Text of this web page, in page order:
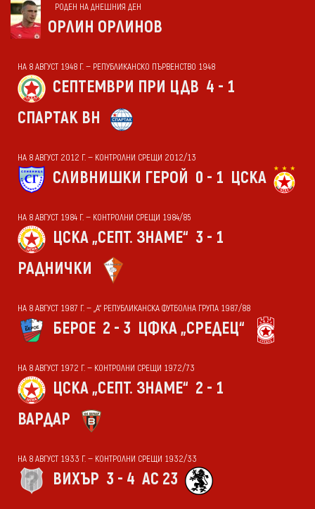
РОДЕН НА ДНЕШНИЯ ДЕН
ОРЛИН ОРЛИНОВ
НА 8 АВГУСТ 1948 Г. — РЕПУБЛИКАНСКО ПЪРВЕНСТВО 1948
СЕПТЕМВРИ ПРИ ЦДВ 4 - 1
СПАРТАК ВН
НА 8 АВГУСТ 2012 Г. — КОНТРОЛНИ СРЕЩИ 2012/13
СЛИВНИШКИ ГЕРОЙ 0 - 1 ЦСКА
НА 8 АВГУСТ 1984 Г. — КОНТРОЛНИ СРЕЩИ 1984/85
ЦСКА „СЕПТ. ЗНАМЕ“ 3 - 1
РАДНИЧКИ
НА 8 АВГУСТ 1987 Г. — „А“ РЕПУБЛИКАНСКА ФУТБОЛНА ГРУПА 1987/88
БЕРОЕ 2 - 3 ЦФКА „СРЕДЕЦ“
НА 8 АВГУСТ 1972 Г. — КОНТРОЛНИ СРЕЩИ 1972/73
ЦСКА „СЕПТ. ЗНАМЕ“ 2 - 1
ВАРДАР
НА 8 АВГУСТ 1933 Г. — КОНТРОЛНИ СРЕЩИ 1932/33
ВИХЪР 3 - 4 АС 23